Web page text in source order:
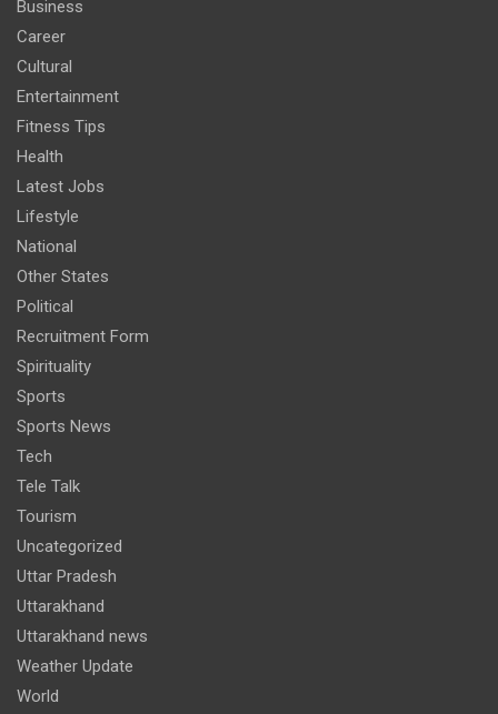
Business
Career
Cultural
Entertainment
Fitness Tips
Health
Latest Jobs
Lifestyle
National
Other States
Political
Recruitment Form
Spirituality
Sports
Sports News
Tech
Tele Talk
Tourism
Uncategorized
Uttar Pradesh
Uttarakhand
Uttarakhand news
Weather Update
World